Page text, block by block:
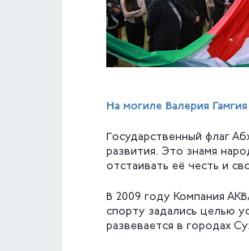
На могиле Валерия
Государственный флаг
развития. Это знамя
отстаивать её честь и
В 2009 году Компания
спорту задались целью
развевается в городах